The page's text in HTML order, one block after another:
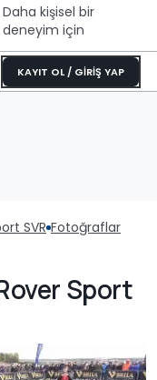
Daha kişisel bir
deneyim için
KAYIT OL / GİRİŞ YAP
SVR Fotoğraflar
Sport